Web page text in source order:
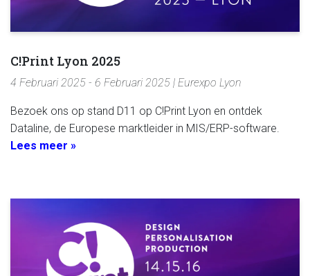
C!Print Lyon 2025
4 Februari 2025 - 6 Februari 2025 | Eurexpo Lyon
Bezoek ons op stand D11 op C!Print Lyon en ontdek
Dataline, de Europese marktleider in MIS/ERP-software.
Lees meer »